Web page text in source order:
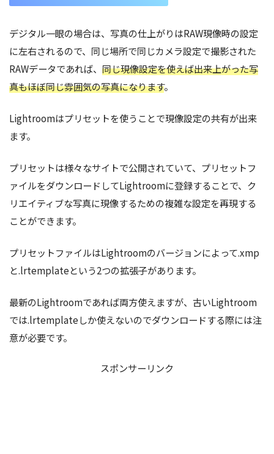
デジタル一眼の場合は、写真の仕上がりはRAW現像時の設定
に左右されるので、同じ場所で同じカメラ設定で撮影された
RAWデータであれば、 同じ現像設定を使えば出来上がった写
真もほぼ同じ雰囲気の写真になります。
Lightroomはプリセットを使うことで現像設定の共有が出来
ます。
プリセットは様々なサイトで公開されていて、プリセットフ
ァイルをダウンロードしてLightroomに登録することで、ク
リエイティブな写真に現像するための複雑な設定を再現する
ことができます。
プリセットファイルはLightroomのバージョンによって.xmp
と.lrtemplateという2つの拡張子があります。
最新のLightroomであれば両方使えますが、古いLightroom
では.lrtemplateしか使えないのでダウンロードする際には注
意が必要です。
スポンサーリンク